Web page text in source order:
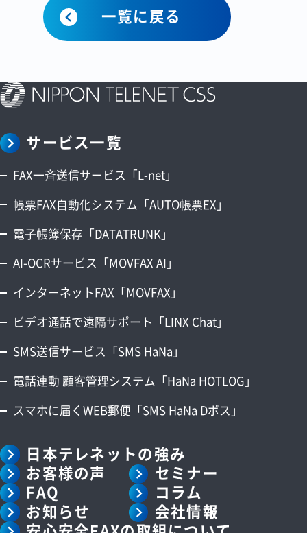
一覧に戻る
サービス一覧
FAX一斉送信サービス「L-net」
帳票FAX自動化システム「AUTO帳票EX」
電子帳簿保存「DATATRUNK」
AI-OCRサービス「MOVFAX AI」
インターネットFAX「MOVFAX」
ビデオ通話で遠隔サポート「LINX Chat」
SMS送信サービス「SMS HaNa」
電話連動 顧客管理システム「HaNa HOTLOG」
スマホに届くWEB郵便「SMS HaNa Dポス」
日本テレネットの強み
お客様の声
セミナー
FAQ
コラム
お知らせ
会社情報